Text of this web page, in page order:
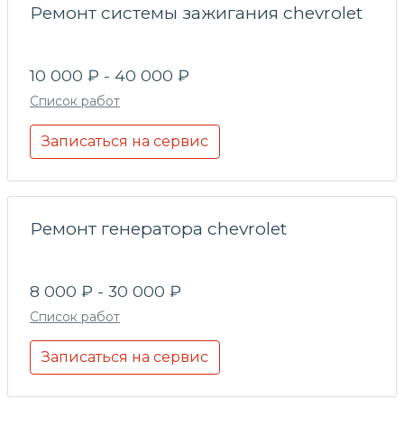
Ремонт системы зажигания chevrolet
10 000 ₽ - 40 000 ₽
Список работ
Записаться на сервис
Ремонт генератора chevrolet
8 000 ₽ - 30 000 ₽
Список работ
Записаться на сервис